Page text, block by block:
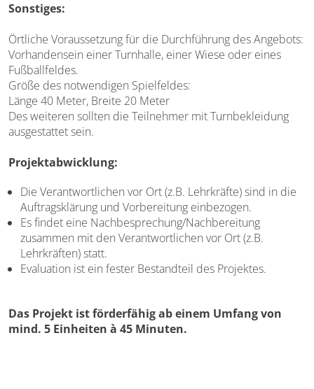
Sonstiges:
Örtliche Voraussetzung für die Durchführung des Angebots:
Vorhandensein einer Turnhalle, einer Wiese oder eines
Fußballfeldes.
Größe des notwendigen Spielfeldes:
Länge 40 Meter, Breite 20 Meter
Des weiteren sollten die Teilnehmer mit Turnbekleidung
ausgestattet sein.
Projektabwicklung:
Die Verantwortlichen vor Ort (z.B. Lehrkräfte) sind in die
Auftragsklärung und Vorbereitung einbezogen.
Es findet eine Nachbesprechung/Nachbereitung
zusammen mit den Verantwortlichen vor Ort (z.B.
Lehrkräften) statt.
Evaluation ist ein fester Bestandteil des Projektes.
Das Projekt ist förderfähig ab einem Umfang von
mind. 5 Einheiten à 45 Minuten.